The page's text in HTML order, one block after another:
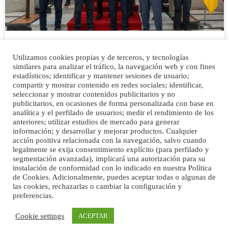
cuarta Superliga consecutiva y
consolida su dominio en el voleibol
español
CANARIAS
0
15/05/2026
Utilizamos cookies propias y de terceros, y tecnologías
similares para analizar el tráfico, la navegación web y con fines
estadísticos; identificar y mantener sesiones de usuario;
compartir y mostrar contenido en redes sociales; identificar,
seleccionar y mostrar contenidos publicitarios y no
publicitarios, en ocasiones de forma personalizada con base en
analítica y el perfilado de usuarios; medir el rendimiento de los
anteriores; utilizar estudios de mercado para generar
información; y desarrollar y mejorar productos. Cualquier
acción positiva relacionada con la navegación, salvo cuando
legalmente se exija consentimiento explícito (para perfilado y
segmentación avanzada), implicará una autorización para su
instalación de conformidad con lo indicado en nuestra Política
de Cookies. Adicionalmente, puedes aceptar todas o algunas de
las cookies, rechazarlas o cambiar la configuración y
preferencias.
Cookie settings ACEPTAR